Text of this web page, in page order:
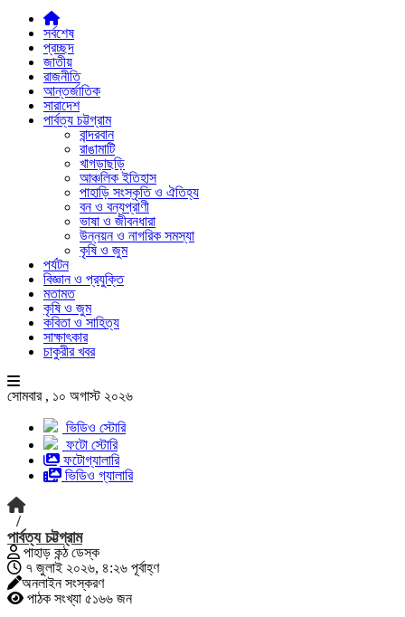
সর্বশেষ
প্রচ্ছদ
জাতীয়
রাজনীতি
আন্তর্জাতিক
সারাদেশ
পার্বত্য চট্টগ্রাম
বান্দরবান
রাঙামাটি
খাগড়াছড়ি
আঞ্চলিক ইতিহাস
পাহাড়ি সংস্কৃতি ও ঐতিহ্য
বন ও বন্যপ্রাণী
ভাষা ও জীবনধারা
উন্নয়ন ও নাগরিক সমস্যা
কৃষি ও জুম
পর্যটন
বিজ্ঞান ও প্রযুক্তি
মতামত
কৃষি ও জুম
কবিতা ও সাহিত্য
সাক্ষাৎকার
চাকুরীর খবর
সোমবার , ১০ অগাস্ট ২০২৬
ভিডিও স্টোরি
ফটো স্টোরি
ফটোগ্যালারি
ভিডিও গ্যালারি
/
পার্বত্য চট্টগ্রাম
পাহাড় কন্ঠ ডেস্ক
৭ জুলাই ২০২৬, ৪:২৬ পূর্বাহ্ণ
অনলাইন সংস্করণ
পাঠক সংখ্যা ৫১৬৬ জন